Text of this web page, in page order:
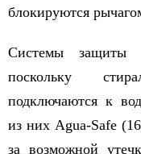
блокируются
Системы защиты
поскольку
подключаются к
из них Agua-Safe(16
за возможной